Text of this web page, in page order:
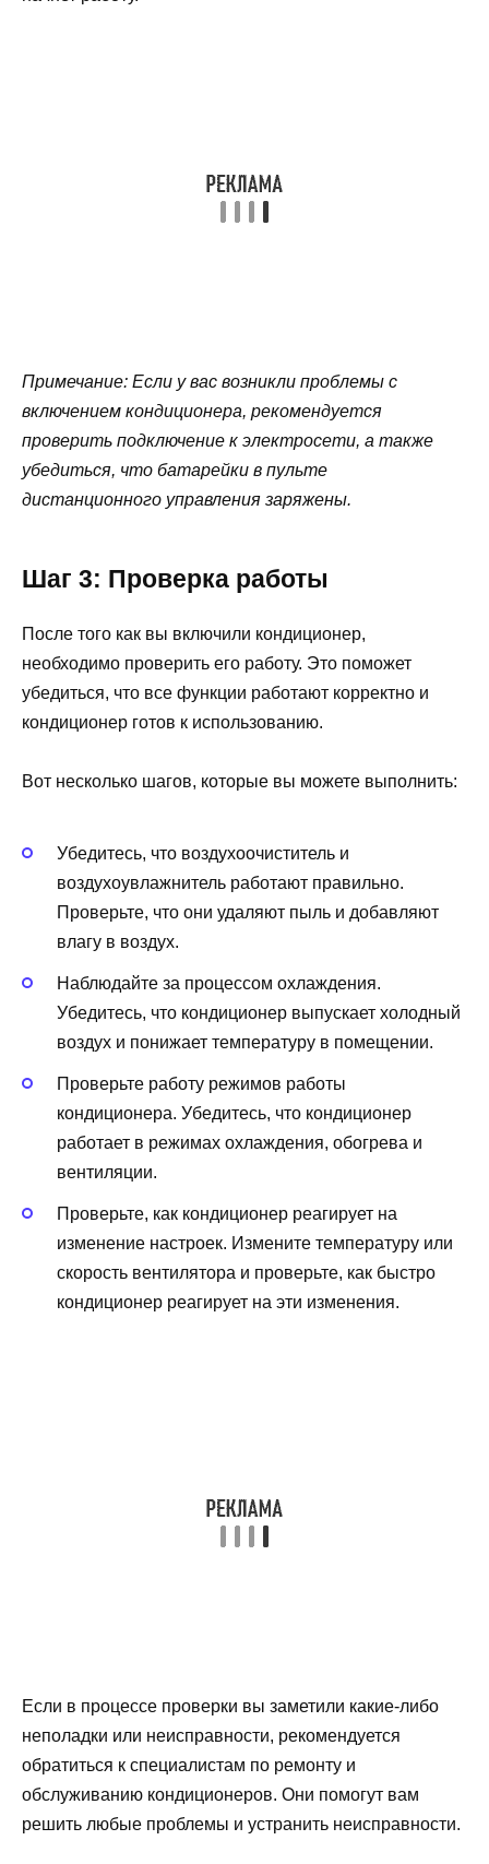
Примечание: Если у вас возникли проблемы с
включением кондиционера, рекомендуется
проверить подключение к электросети, а также
убедиться, что батарейки в пульте
дистанционного управления заряжены.
Шаг 3: Проверка работы
После того как вы включили кондиционер,
необходимо проверить его работу. Это поможет
убедиться, что все функции работают корректно и
кондиционер готов к использованию.
Вот несколько шагов, которые вы можете выполнить:
Убедитесь, что воздухоочиститель и
воздухоувлажнитель работают правильно.
Проверьте, что они удаляют пыль и добавляют
влагу в воздух.
Наблюдайте за процессом охлаждения.
Убедитесь, что кондиционер выпускает холодный
воздух и понижает температуру в помещении.
Проверьте работу режимов работы
кондиционера. Убедитесь, что кондиционер
работает в режимах охлаждения, обогрева и
вентиляции.
Проверьте, как кондиционер реагирует на
изменение настроек. Измените температуру или
скорость вентилятора и проверьте, как быстро
кондиционер реагирует на эти изменения.
Если в процессе проверки вы заметили какие-либо
неполадки или неисправности, рекомендуется
обратиться к специалистам по ремонту и
обслуживанию кондиционеров. Они помогут вам
решить любые проблемы и устранить неисправности.